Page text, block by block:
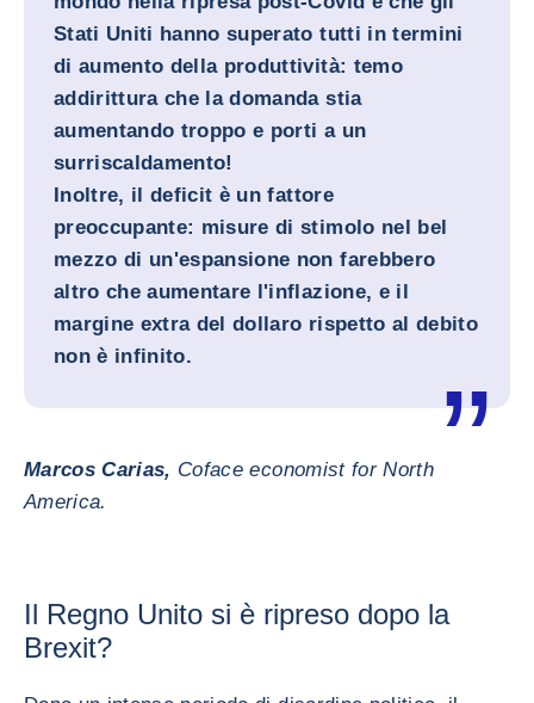
Stati Uniti hanno superato tutti in termini
di aumento della produttività: temo
addirittura che la domanda stia
aumentando troppo e porti a un
surriscaldamento!
Inoltre, il deficit è un fattore
preoccupante: misure di stimolo nel bel
mezzo di un'espansione non farebbero
altro che aumentare l'inflazione, e il
margine extra del dollaro rispetto al debito
non è infinito.
Marcos Carias, Coface economist for North
America.
Il Regno Unito si è ripreso dopo la
Brexit?